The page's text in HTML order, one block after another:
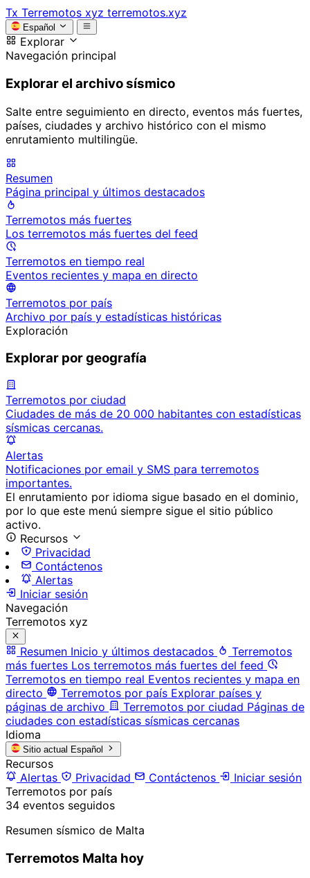
Tx Terremotos xyz terremotos.xyz
Español
Explorar
Navegación principal
Explorar el archivo sísmico
Salte entre seguimiento en directo, eventos más fuertes,
países, ciudades y archivo histórico con el mismo
enrutamiento multilingüe.
Resumen
Página principal y últimos destacados
Terremotos más fuertes
Los terremotos más fuertes del feed
Terremotos en tiempo real
Eventos recientes y mapa en directo
Terremotos por país
Archivo por país y estadísticas históricas
Exploración
Explorar por geografía
Terremotos por ciudad
Ciudades de más de 20 000 habitantes con estadísticas
sísmicas cercanas.
Alertas
Notificaciones por email y SMS para terremotos
importantes.
El enrutamiento por idioma sigue basado en el dominio,
por lo que este menú siempre sigue el sitio público
activo.
Recursos
Privacidad
Contáctenos
Alertas
Iniciar sesión
Navegación
Terremotos xyz
Resumen Inicio y últimos destacados
Terremotos
más fuertes Los terremotos más fuertes del feed
Terremotos en tiempo real Eventos recientes y mapa en
directo
Terremotos por país Explorar países y
páginas de archivo
Terremotos por ciudad Páginas de
ciudades con estadísticas sísmicas cercanas
Idioma
Sitio actual Español
Recursos
Alertas
Privacidad Contáctenos
Iniciar sesión
Terremotos por país
34 eventos seguidos
Resumen sísmico de Malta
Terremotos Malta hoy